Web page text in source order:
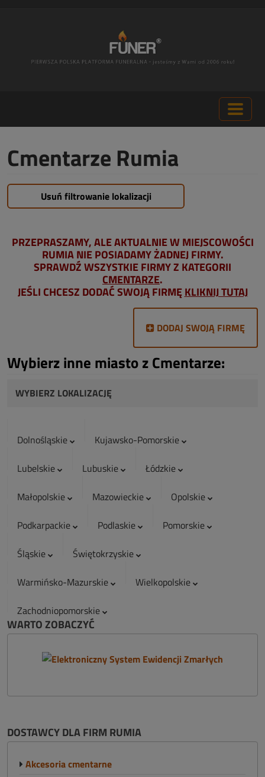
Cmentarze Rumia
Usuń filtrowanie lokalizacji
PRZEPRASZAMY, ALE AKTUALNIE W MIEJSCOWOŚCI
RUMIA NIE POSIADAMY ŻADNEJ FIRMY.
SPRAWDŹ WSZYSTKIE FIRMY Z KATEGORII
CMENTARZE.
JEŚLI CHCESZ DODAĆ SWOJĄ FIRMĘKLIKNIJ TUTAJ
DODAJ SWOJĄ FIRMĘ
Wybierz inne miasto z Cmentarze:
WYBIERZ LOKALIZACJĘ
Dolnośląskie
Kujawsko-Pomorskie
Lubelskie
Lubuskie
Łódzkie
Małopolskie
Mazowieckie
Opolskie
Podkarpackie
Podlaskie
Pomorskie
Śląskie
Świętokrzyskie
Warmińsko-Mazurskie
Wielkopolskie
Zachodniopomorskie
WARTO ZOBACZYĆ
DOSTAWCY DLA FIRM RUMIA
Akcesoria cmentarne